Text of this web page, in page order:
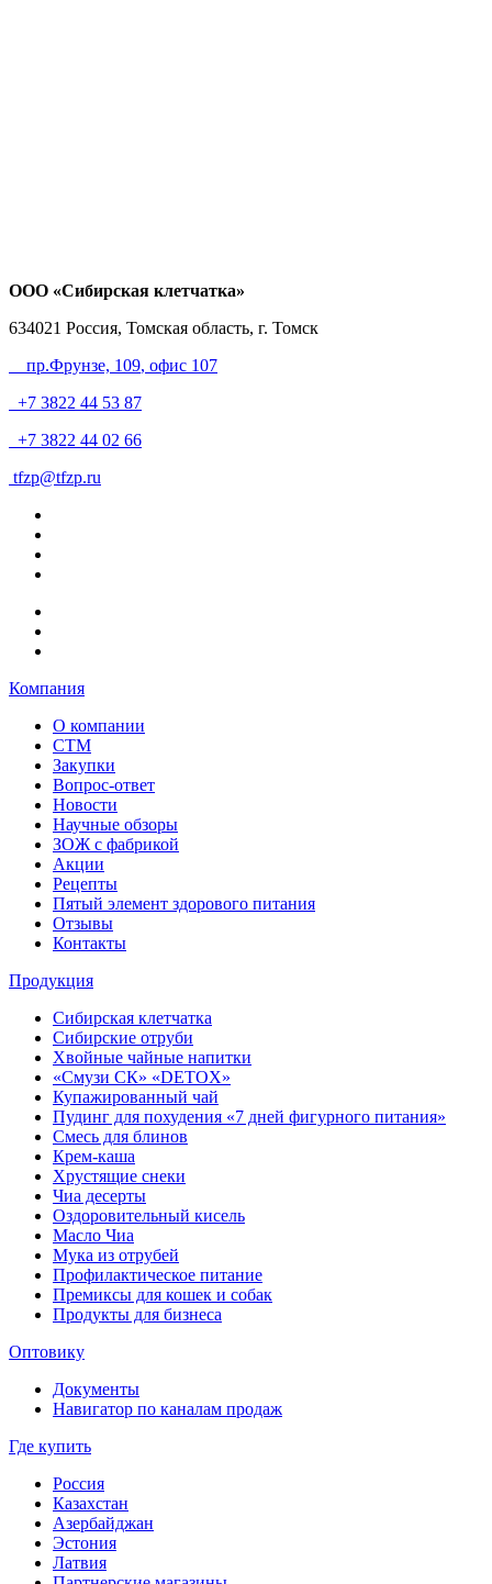
ООО «Сибирская клетчатка»
634021 Россия, Томская область, г. Томск
пр.Фрунзе, 109, офис 107
+7 3822 44 53 87
+7 3822 44 02 66
tfzp@tfzp.ru
Компания
О компании
СТМ
Закупки
Вопрос-ответ
Новости
Научные обзоры
ЗОЖ с фабрикой
Акции
Рецепты
Пятый элемент здорового питания
Отзывы
Контакты
Продукция
Сибирская клетчатка
Сибирские отруби
Хвойные чайные напитки
«Смузи СК» «DETOX»
Купажированный чай
Пудинг для похудения «7 дней фигурного питания»
Смесь для блинов
Крем-каша
Хрустящие снеки
Чиа десерты
Оздоровительный кисель
Масло Чиа
Мука из отрубей
Профилактическое питание
Премиксы для кошек и собак
Продукты для бизнеса
Оптовику
Документы
Навигатор по каналам продаж
Где купить
Россия
Казахстан
Азербайджан
Эстония
Латвия